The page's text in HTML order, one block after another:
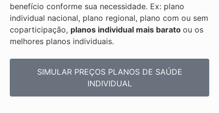
benefício conforme sua necessidade. Ex: plano
individual nacional, plano regional, plano com ou sem
coparticipação, planos individual mais barato ou os
melhores planos individuais.
SIMULAR PREÇOS PLANOS DE SAÚDE
INDIVIDUAL